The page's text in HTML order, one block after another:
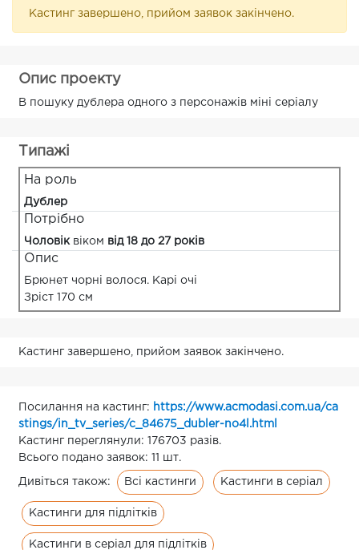
Кастинг завершено, прийом заявок закінчено.
Опис проекту
В пошуку дублера одного з персонажів міні серіалу
Типажі
На роль
Дублер
Потрібно
Чоловіквіком від 18 до 27 років
Опис
Брюнет чорні волося. Карі очі
Зріст 170 см
Кастинг завершено, прийом заявок закінчено.
Посилання на кастинг: https://www.acmodasi.com.ua/ca
stings/in_tv_series/c_84675_dubler-no4l.html
Кастинг переглянули: 176703 разів.
Всього подано заявок: 11 шт.
Дивіться також: Всі кастинги Кастинги в серіал
Кастинги для підлітків
Кастинги в серіал для підлітків